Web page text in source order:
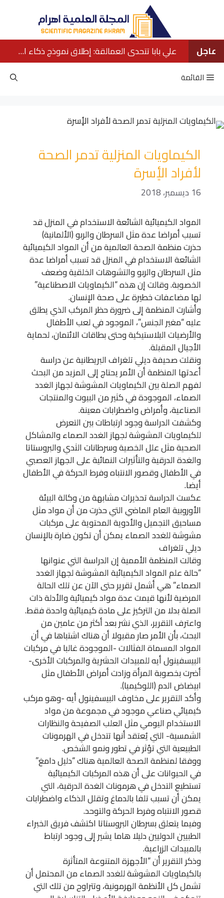
عاجل
علي بابا تتحدى العمالقة: إطلاق نموذج ذكاء اصطناعي ينافس كبار الشركات الأمريكية
القائمة
الكيماويات المنزلية تدمر الصحة
لأفراد الأٍسرة
16 ديسمبر، 2018
المواد الكيميائية الشائعة الاستخدام في المنزل قد
تسبب أمراضا عدة مثل السرطان والربو (الألمانية)
حذرت منظمة الصحة العالمية من أن المواد الكيميائية
الشائعة الاستخدام في المنزل قد تسبب أمراضا عدة
مثل السرطان والربو والتشوهات الخلقية وضعف
الخصوبة. وقالت إن هذه “الكيماويات الاصطناعية”
لها مضاعفات خطيرة على صحة الإنسان.
وأشارت المنظمة إلى ضرورة حظر المركب الذي يطلق
عليه “مغير الجنس”، الموجود في لعب الأطفال
والأرضيات البلاستيكية وحتى بطاقات الائتمان، لحماية
الأجيال المقبلة.
ونقلت صحيفة ديلي تلغراف البريطانية عن دراسة
أعدتها المنظمة أن الأمر يحتاج إلى المزيد من البحث
لفهم الصلة بين الكيماويات المشوشة لجهاز الغدد
الصماء، الموجودة في كثير من البيوت والمنتجات
الصناعية، وأمراض واضطرابات معينة.
وكشفت الدراسة وجود ارتباطات بين التعرض
للكيماويات المشوشة لجهاز الغدد الصماء والمشاكل
الصحية مثل علل الخصية وسرطانات الثدي والبروستاتا
والغدة الدرقية والتأثيرات النمائية على الجهاز العصبي
في الأطفال وقصور الانتباه وفرط الحركة في الأطفال
أيضا.
عكست الدراسة تحذيرات مشابهة من وكالة البيئة
الأوروبية العام الماضي التي حذرت من أن مواد مثل
مساحيق التجميل والأدوية المحتوية على مركبات
مشوشة للغدد الصماء يمكن أن تكون ضارة بالإنسان
ديلي تلغراف
وقالت المنظمة الأممية إن الدراسة التي عنوانها
“حالة علم المواد الكيميائية المشوشة لجهاز الغدد
الصماء” هي أشمل تقرير حتى الآن عن تلك الحالة
المرضية لأنها قيمت عدة مواد كيميائية والأدلة ذات
الصلة بدلا من التركيز على مادة كيميائية واحدة فقط.
واعترف التقرير، الذي نشر بعد أكثر من عامين من
البحث، بأن الأمر صار مقبولا أن هناك اشتباها في أن
المواد المسماة الفثالات -الموجودة غالبا في مركبات
البيسفينول أيه للمبيدات الحشرية والمركبات الأخرى-
أضرت بخصوبة المرأة وزادت أمراض الأطفال مثل
ابيضاض الدم (اللوكيميا).
وأكد التقرير على مخاوف البيسفينول أيه -وهو مركب
كيميائي صناعي موجود في مجموعة من مواد
الاستخدام اليومي مثل العلب الصفيحة والنظارات
الشمسية- التي يُعتقد أنها تتدخل في الهرمونات
الطبيعية التي تؤثر في تطور ونمو الشخص.
ووفقا لمنظمة الصحة العالمية هناك “دليل دامغ”
في الحيوانات على أن هذه المركبات الكيميائية
تستطيع التدخل في هرمونات الغدة الدرقية، التي
يمكن أن تسبب تلفا بالدماغ وتقلل الذكاء واضطرابات
قصور الانتباه وفرط الحركة والتوحد.
وفيما يتعلق بسرطان البروستاتا اكتشف فريق الخبراء
الطبيين الدوليين دليلا هاما يشير إلى وجود ارتباط
بالمبيدات الزراعية.
وذكر التقرير أن “الأجهزة المتنوعة المتأثرة
بالكيماويات المشوشة للغدد الصماء من المحتمل أن
تشمل كل الأنظمة الهرمونية، وتتراوح من تلك التي